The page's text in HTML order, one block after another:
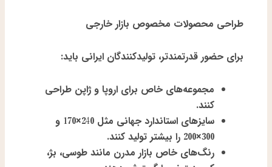
طراحی محصولات مخصوص بازار خارجی
برای حضور قدرتمندتر، تولیدکنندگان ایرانی باید:
مجموعه‌های خاص برای اروپا و ژاپن طراحی
کنند.
سایزهای استاندارد جهانی مثل240×170
و
300×200
را بیشتر تولید کنند.
رنگ‌های خاص بازار مدرن مانندطوسی، بژ،